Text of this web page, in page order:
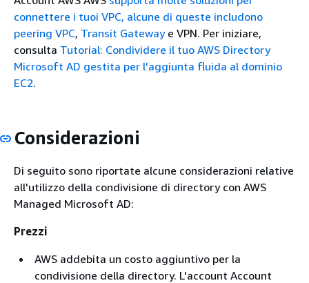
connettere i tuoi VPC, alcune di queste includono
peering VPC, Transit Gatewaye VPN. Per iniziare,
consulta Tutorial: Condividere il tuo AWS Directory
Microsoft AD gestita per l'aggiunta fluida al dominio
EC2.
Considerazioni
Di seguito sono riportate alcune considerazioni relative
all'utilizzo della condivisione di directory con AWS
Managed Microsoft AD:
Prezzi
AWS addebita un costo aggiuntivo per la
condivisione della directory. L'account Account